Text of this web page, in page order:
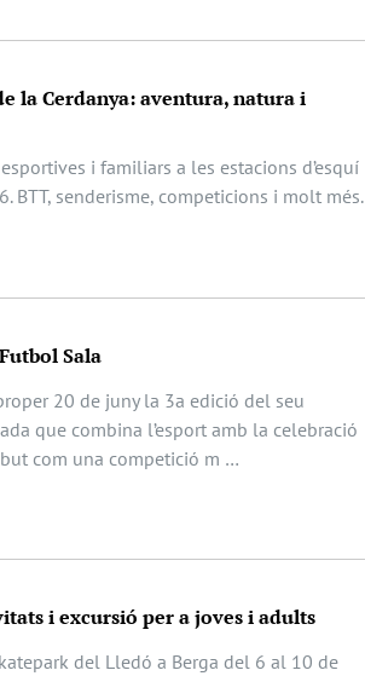
la Cerdanya: aventura, natura i
i familiars a les estacions d’esquí
BTT, senderisme, competicions i molt més.
Sala
20 de juny la 3a edició del seu
que combina l’esport amb la celebració
com una competició m …
i excursió per a joves i adults
del Lledó a Berga del 6 al 10 de